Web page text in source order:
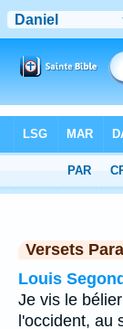
Chapitre 8> Verset 4
Versets
Louis
Je vis le
l'occident, au